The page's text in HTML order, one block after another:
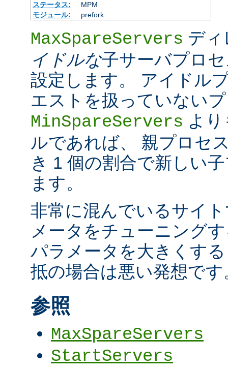
ステータス:
MPM
モジュール:
prefork
MaxSpareServers デ
イドルな子サーバプロ
設定します。 アイドル
エストを扱っていない
MinSpareServers よ
ルであれば、 親プロセ
き 1 個の割合で新しい
ます。
非常に混んでいるサイ
メータをチューニング
パラメータを大きくす
抵の場合は悪い発想です
参照
MaxSpareServers
StartServers